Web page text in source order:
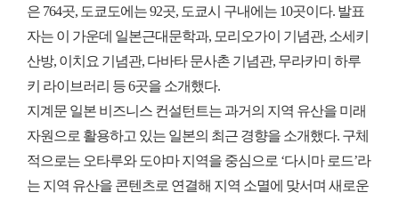
은 764곳, 도쿄도에는 92곳, 도쿄시 구내에는 10곳이다. 발표
자는 이 가운데 일본근대문학과, 모리오가이 기념관, 소세키
산방, 이치요 기념관, 다바타 문사촌 기념관, 무라카미 하루
키 라이브러리 등 6곳을 소개했다.
지계문 일본 비즈니스 컨설턴트는 과거의 지역 유산을 미래
자원으로 활용하고 있는 일본의 최근 경향을 소개했다. 구체
적으로는 오타루와 도야마 지역을 중심으로 ‘다시마 로드’라
는 지역 유산을 콘텐츠로 연결해 지역 소멸에 맞서며 새로운